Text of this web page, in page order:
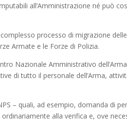
all’Amministrazione né può
processo di migrazione
Armate e le Forze di Polizia.
Nazionale Amministrativo dell’Arma
di tutto il personale dell’Arma,
– quali, ad esempio, domanda di
alla verifica e, ove